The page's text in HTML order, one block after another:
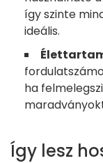
így szinte
ideális.
ha
Így lesz